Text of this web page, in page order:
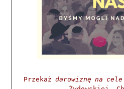
Przekaż darowiznę na